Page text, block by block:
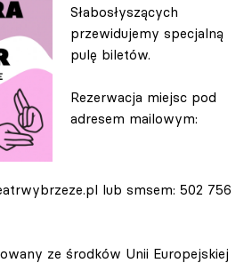
Słabosłyszących
przewidujemy specjalną
pulę biletów.
Rezerwacja miejsc pod
adresem mailowym:
lub smsem: 502 756
ze środków Unii Europejskiej